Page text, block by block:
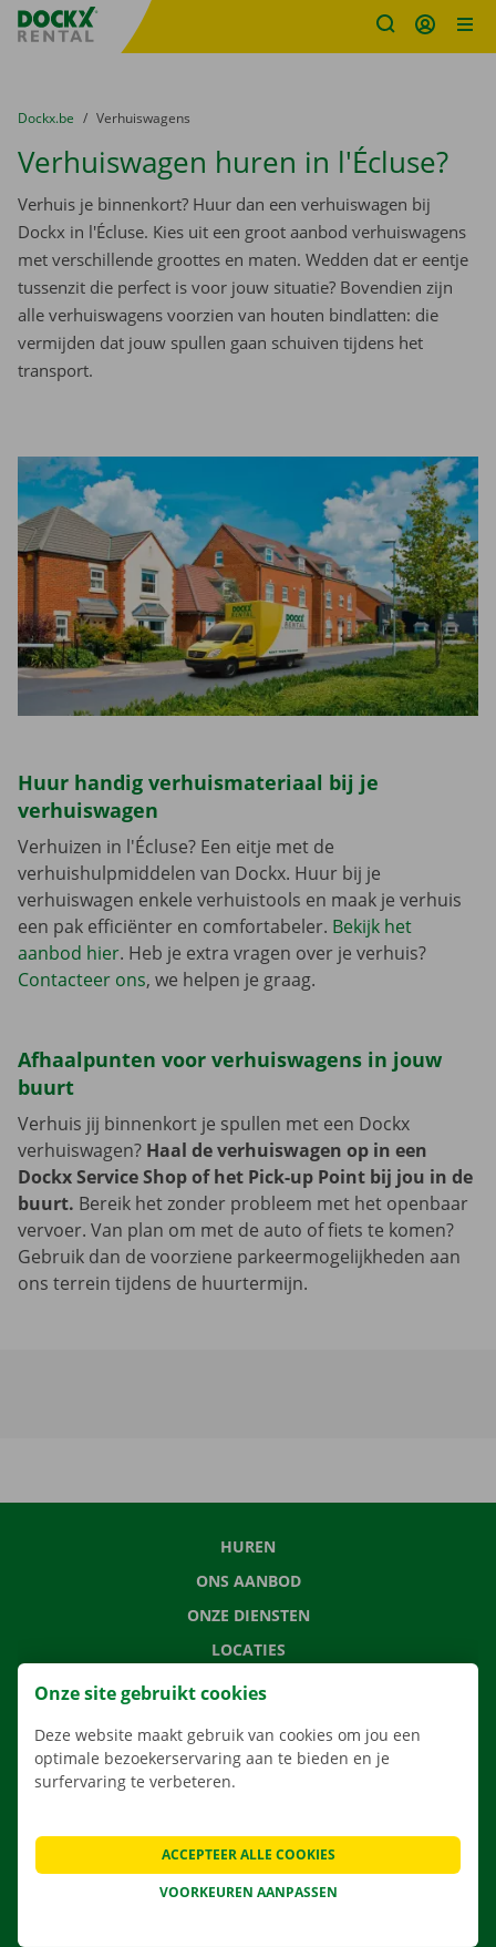
Fratello DEMO
U bevindt zich hier:
van
Dockx.be naar
Verhuiswagens
Verhuiswagen huren in l'Écluse?
Verhuis je binnenkort? Huur dan een verhuiswagen bij
Dockx in l'Écluse. Kies uit een groot aanbod verhuiswagens
met verschillende groottes en maten. Wedden dat er eentje
tussenzit die perfect is voor jouw situatie? Bovendien zijn
alle verhuiswagens voorzien van houten bindlatten: die
vermijden dat jouw spullen gaan schuiven tijdens het
transport.
Huur handig verhuismateriaal bij je
verhuiswagen
Verhuizen in l'Écluse? Een eitje met de
verhuishulpmiddelen van Dockx. Huur bij je
verhuiswagen enkele verhuistools en maak je verhuis
een pak efficiënter en comfortabeler. Bekijk het
aanbod hier. Heb je extra vragen over je verhuis?
Contacteer ons, we helpen je graag.
Afhaalpunten voor verhuiswagens in jouw
buurt
Verhuis jij binnenkort je spullen met een Dockx
verhuiswagen? Haal de verhuiswagen op in een
Dockx Service Shop of het Pick-up Point bij jou in de
buurt. Bereik het zonder probleem met het openbaar
vervoer. Van plan om met de auto of fiets te komen?
Gebruik dan de voorziene parkeermogelijkheden aan
ons terrein tijdens de huurtermijn.
HUREN
ONS AANBOD
ONZE DIENSTEN
LOCATIES
APP
VEELGESTELDE VRAGEN
NIEUWS
Onze site gebruikt cookies
Deze website maakt gebruik van cookies om jou een
optimale bezoekerservaring aan te bieden en je
surfervaring te verbeteren.
VOORKEUREN AANPASSEN
ACCEPTEER ALLE COOKIES